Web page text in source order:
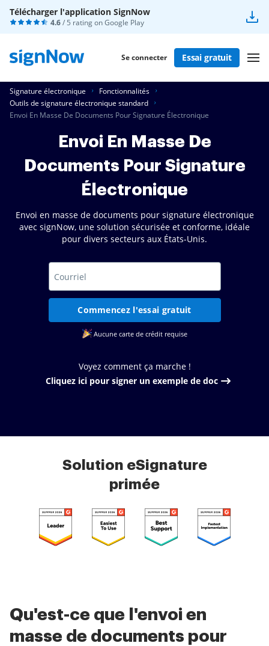
Télécharger l'application SignNow
4.6/ 5 rating onGoogle Play
Se connecter Essai gratuit
Signature électronique
Fonctionnalités
Outils de signature électronique standard
Envoi En Masse De Documents Pour Signature Électronique
Envoi En Masse De
Documents Pour Signature
Électronique
Envoi en masse de documents pour signature électronique
avec signNow, une solution sécurisée et conforme, idéale
pour divers secteurs aux États-Unis.
Commencez l'essai gratuit
Aucune carte de crédit requise
Voyez comment ça marche !
Cliquez ici pour signer un exemple de doc
Solution eSignature
primée
Qu'est-ce que l'envoi en
masse de documents pour